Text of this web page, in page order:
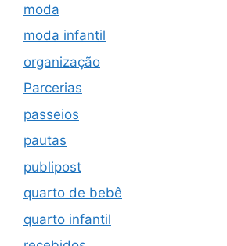
moda
moda infantil
organização
Parcerias
passeios
pautas
publipost
quarto de bebê
quarto infantil